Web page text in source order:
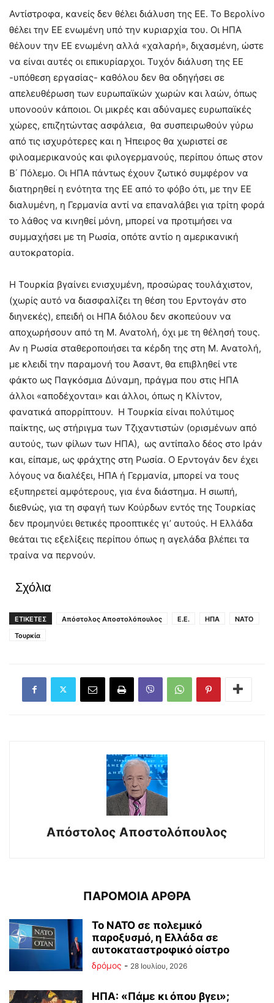
Αντίστροφα, κανείς δεν θέλει διάλυση της ΕΕ. Το Βερολίνο
θέλει την ΕΕ ενωμένη υπό την κυριαρχία του. Οι ΗΠΑ
θέλουν την ΕΕ ενωμένη αλλά «χαλαρή», διχασμένη, ώστε
να είναι αυτές οι επικυρίαρχοι. Τυχόν διάλυση της ΕΕ
-υπόθεση εργασίας- καθόλου δεν θα οδηγήσει σε
απελευθέρωση των ευρωπαϊκών χωρών και λαών, όπως
υπονοούν κάποιοι. Οι μικρές και αδύναμες ευρωπαϊκές
χώρες, επιζητώντας ασφάλεια, θα συσπειρωθούν γύρω
από τις ισχυρότερες και η Ήπειρος θα χωριστεί σε
φιλοαμερικανούς και φιλογερμανούς, περίπου όπως στον
Β΄ Πόλεμο. Οι ΗΠΑ πάντως έχουν ζωτικό συμφέρον να
διατηρηθεί η ενότητα της ΕΕ από το φόβο ότι, με την ΕΕ
διαλυμένη, η Γερμανία αντί να επαναλάβει για τρίτη φορά
το λάθος να κινηθεί μόνη, μπορεί να προτιμήσει να
συμμαχήσει με τη Ρωσία, οπότε αντίο η αμερικανική
αυτοκρατορία.
Η Τουρκία βγαίνει ενισχυμένη, προσώρας τουλάχιστον,
(χωρίς αυτό να διασφαλίζει τη θέση του Ερντογάν στο
διηνεκές), επειδή οι ΗΠΑ διόλου δεν σκοπεύουν να
αποχωρήσουν από τη Μ. Ανατολή, όχι με τη θέλησή τους.
Αν η Ρωσία σταθεροποιήσει τα κέρδη της στη Μ. Ανατολή,
με κλειδί την παραμονή του Άσαντ, θα επιβληθεί ντε
φάκτο ως Παγκόσμια Δύναμη, πράγμα που στις ΗΠΑ
άλλοι «αποδέχονται» και άλλοι, όπως η Κλίντον,
φανατικά απορρίπτουν. Η Τουρκία είναι πολύτιμος
παίκτης, ως στήριγμα των Τζιχαντιστών (ορισμένων από
αυτούς, των φίλων των ΗΠΑ), ως αντίπαλο δέος στο Ιράν
και, είπαμε, ως φράχτης στη Ρωσία. Ο Ερντογάν δεν έχει
λόγους να διαλέξει, ΗΠΑ ή Γερμανία, μπορεί να τους
εξυπηρετεί αμφότερους, για ένα διάστημα. Η σιωπή,
διεθνώς, για τη σφαγή των Κούρδων εντός της Τουρκίας
δεν προμηνύει θετικές προοπτικές γι’ αυτούς. Η Ελλάδα
θεάται τις εξελίξεις περίπου όπως η αγελάδα βλέπει τα
τραίνα να περνούν.
Σχόλια
ΕΤΙΚΕΤΕΣ Απόστολος Αποστολόπουλος Ε.Ε. ΗΠΑ
ΝΑΤΟ
Τουρκία
Απόστολος Αποστολόπουλος
ΠΑΡΟΜΟΙΑ ΑΡΘΡΑ
Το ΝΑΤΟ σε πολεμικό
παροξυσμό, η Ελλάδα σε
αυτοκαταστροφικό οίστρο
δρόμος - 28 Ιουλίου, 2026
ΗΠΑ: «Πάμε κι όπου βγει»;